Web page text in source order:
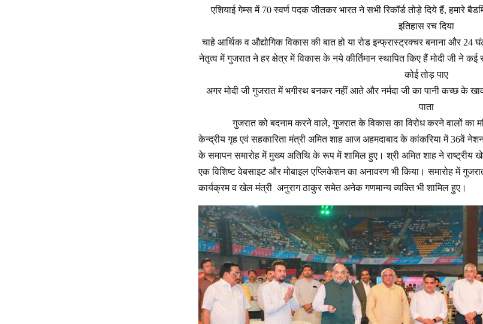
एशियाई गेम्स में 70 स्वर्ण पदक जीतकर भारत ने सभी रिकॉर्ड तोड़े दिये हैं, हमारे
इतिहास रच दिया
चाहे आर्थिक व औद्योगिक विकास की बात हो या रोड इन्फ्रास्ट्रक्चर बनाना और 24
नेतृत्व में गुजरात ने हर क्षेत्र में विकास के नये कीर्तिमान स्थापित किए हैं मोदी जी ने
कोई तोड़ पाए
अगर मोदी जी गुजरात में भगीरथ बनकर नहीं आते और नर्मदा जी का पानी कच्छ के
पाता
गुजरात को बदनाम करने वाले, गुजरात के विकास का विरोध करने वालों का
केन्द्रीय गृह एवं सहकारिता मंत्री अमित शाह आज अहमदाबाद के कांकरिया में 36वें
के समापन समारोह में मुख्य अतिथि के रूप में शामिल हुए। श्री अमित शाह ने
एक विशिष्ट वेबसाइट और मोबाइल एप्लिकेशन का अनावरण भी किया। समारोह में
कार्यक्रम व खेल मंत्री अनुराग ठाकुर समेत अनेक गणमान्य व्यक्ति भी शामिल हुए।